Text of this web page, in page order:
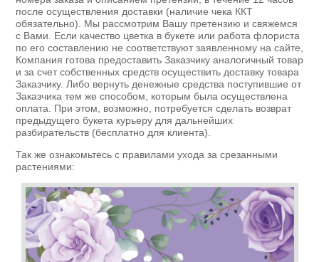
после осуществления доставки (наличие чека ККТ
обязательно). Мы рассмотрим Вашу претензию и свяжемся
с Вами. Если качество цветка в букете или работа флориста
по его составлению не соответствуют заявленному на сайте,
Компания готова предоставить Заказчику аналогичный товар
и за счет собственных средств осуществить доставку товара
Заказчику. Либо вернуть денежные средства поступившие от
Заказчика тем же способом, которым была осуществлена
оплата. При этом, возможно, потребуется сделать возврат
предыдущего букета курьеру для дальнейших
разбирательств (бесплатно для клиента).
Так же ознакомьтесь с правилами ухода за срезанными
растениями: